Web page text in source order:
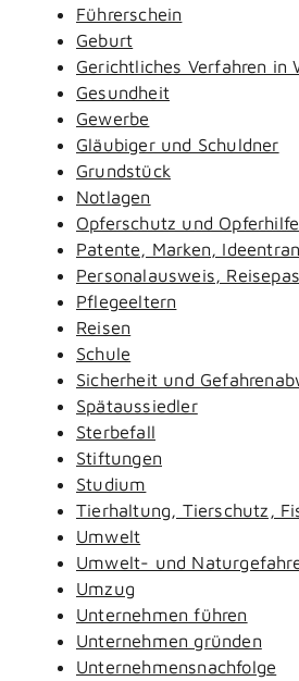
Führerschein
Geburt
Gerichtliches Verfahren in
Gesundheit
Gewerbe
Gläubiger und Schuldner
Grundstück
Notlagen
Opferschutz und Opferhilfe
Patente, Marken,
Personalausweis,
Pflegeeltern
Reisen
Schule
Sicherheit und
Spätaussiedler
Sterbefall
Stiftungen
Studium
Tierhaltung, Tierschutz,
Umwelt
Umwelt- und
Umzug
Unternehmen führen
Unternehmen gründen
Unternehmensnachfolge